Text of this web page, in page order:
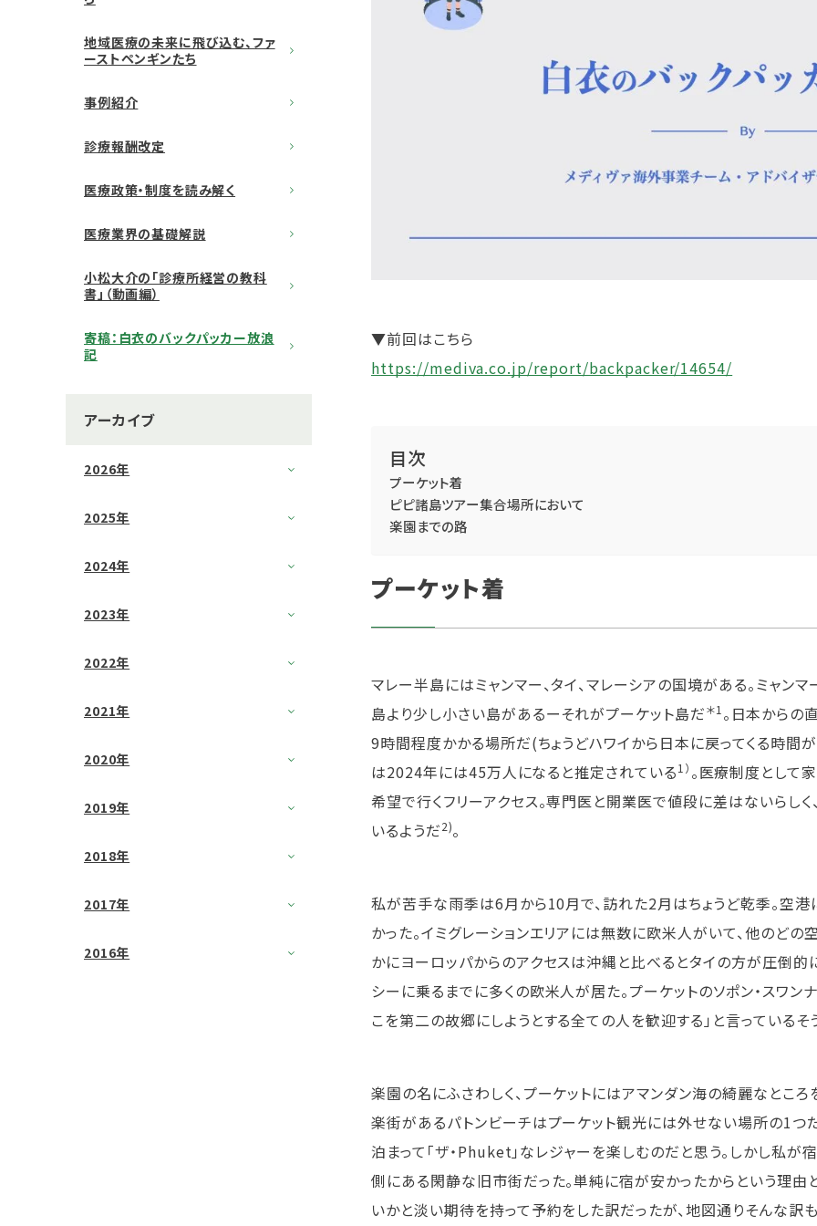
地域医療の未来に飛び込む、ファ
ーストペンギンたち
事例紹介
診療報酬改定
医療政策・制度を読み解く
医療業界の基礎解説
小松大介の「診療所経営の教科
書」（動画編）
寄稿：白衣のバックパッカー放浪
記
アーカイブ
2026年
2025年
2024年
2023年
2022年
2021年
2020年
2019年
2018年
2017年
2016年
▼前回はこちら
https://mediva.co.jp/report/backpacker/14654/
目次
プーケット着
ピピ諸島ツアー集合場所において
楽園までの路
プーケット着
マレー半島にはミャンマー、タイ、マレーシアの国境がある。ミャ
島より少し小さい島があるーそれがプーケット島だ＊1 。日本からの
9時間程度かかる場所だ(ちょうどハワイから日本に戻ってくる時
は2024年には45万人になると推定されている1） 。医療制度として
希望で行くフリーアクセス。専門医と開業医で値段に差はないらし
いるようだ2)。
私が苦手な雨季は6月から10月で、訪れた2月はちょうど乾季。空
かった。イミグレーションエリアには無数に欧米人がいて、他のど
かにヨーロッパからのアクセスは沖縄と比べるとタイの方が圧倒
シーに乗るまでに多くの欧米人が居た。プーケットのソポン・スワン
こを第二の故郷にしようとする全ての人を歓迎する」と言っているそ
楽園の名にふさわしく、プーケットにはアマンダン海の綺麗なとこ
楽街があるパトンビーチはプーケット観光には外せない場所の1つ
泊まって「ザ・Phuket」なレジャーを楽しむのだと思う。しかし私
側にある閑静な旧市街だった。単純に宿が安かったからという理
いかと淡い期待を持って予約をした訳だったが、地図通りそんな訳